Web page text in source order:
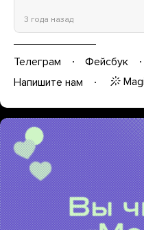
3 года назад
Телеграм Фейсбук
Напишите нам